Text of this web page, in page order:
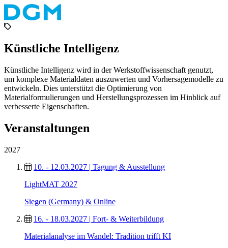
Künstliche Intelligenz
Künstliche Intelligenz wird in der Werkstoffwissenschaft genutzt,
um komplexe Materialdaten auszuwerten und Vorhersagemodelle zu
entwickeln. Dies unterstützt die Optimierung von
Materialformulierungen und Herstellungsprozessen im Hinblick auf
verbesserte Eigenschaften.
Veranstaltungen
2027
10. - 12.03.2027 | Tagung & Ausstellung
LightMAT 2027
Siegen (Germany) & Online
16. - 18.03.2027 | Fort- & Weiterbildung
Materialanalyse im Wandel: Tradition trifft KI